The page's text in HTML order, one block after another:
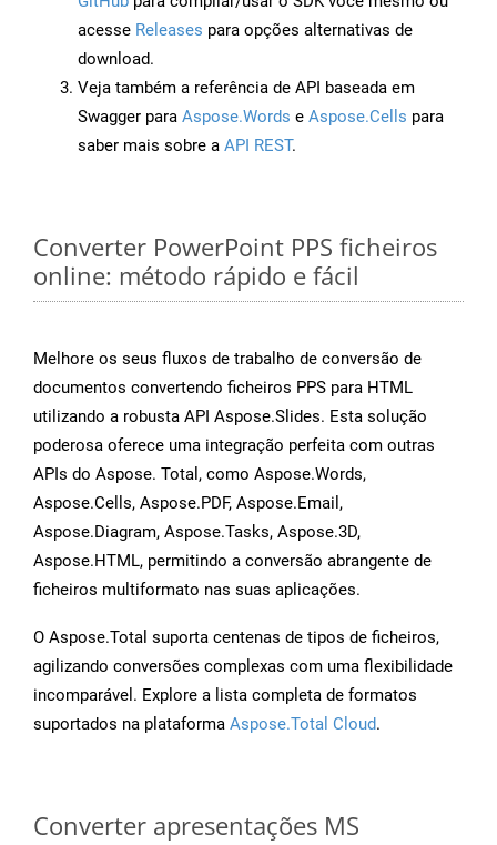
acesse Releases para opções alternativas de
download.
Veja também a referência de API baseada em
Swagger para Aspose.Words e Aspose.Cells para
saber mais sobre a API REST.
Converter PowerPoint PPS ficheiros
online: método rápido e fácil
Melhore os seus fluxos de trabalho de conversão de
documentos convertendo ficheiros PPS para HTML
utilizando a robusta API Aspose.Slides. Esta solução
poderosa oferece uma integração perfeita com outras
APIs do Aspose. Total, como Aspose.Words,
Aspose.Cells, Aspose.PDF, Aspose.Email,
Aspose.Diagram, Aspose.Tasks, Aspose.3D,
Aspose.HTML, permitindo a conversão abrangente de
ficheiros multiformato nas suas aplicações.
O Aspose.Total suporta centenas de tipos de ficheiros,
agilizando conversões complexas com uma flexibilidade
incomparável. Explore a lista completa de formatos
suportados na plataforma Aspose.Total Cloud.
Converter apresentações MS